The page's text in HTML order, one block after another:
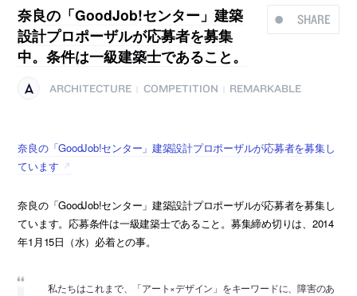
SHARE
奈良の「GoodJob!センター」建築
設計プロポーザルが応募者を募集
中。条件は一級建築士であること。
ARCHITECTURE COMPETITION REMARKABLE
奈良の「GoodJob!センター」建築設計プロポーザルが応募者を募集し
ています
奈良の「GoodJob!センター」建築設計プロポーザルが応募者を募集し
ています。応募条件は一級建築士であること。募集締め切りは、2014
年1月15日（水）必着との事。
私たちはこれまで、「アート×デザイン」をキーワードに、障害のあ